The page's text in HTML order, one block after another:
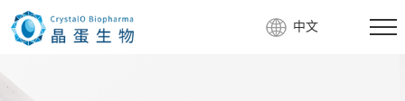
中文